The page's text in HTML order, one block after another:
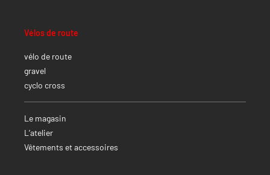
Vélos de route
vélo de route
gravel
cyclo cross
Le magasin
L’atelier
Vêtements et accessoires